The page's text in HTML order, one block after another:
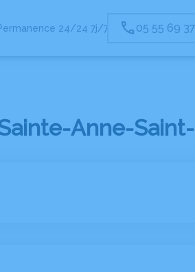
24/24 7j/7 05 55 69
Anne-